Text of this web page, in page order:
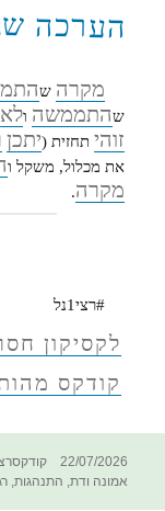
הערכה
מקרה ש
שהתממשה ולא
זוהי תחזית (יתכן
את מכלול, משקל ו
מקרה.
#רצי1נל
לקסיקון
קודקס מהות
פורסם
בתאריך
22/07/2026 קטגוריות
אמונה ודת, התנהגות,